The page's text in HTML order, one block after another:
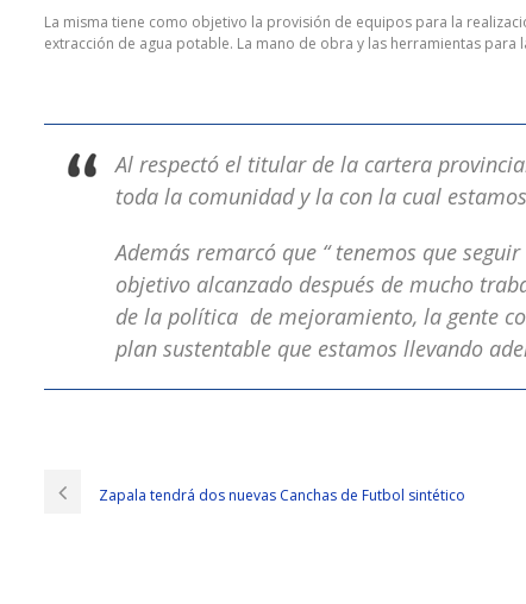
La misma tiene como objetivo la provisión de equipos para la
extracción de agua potable. La mano de obra y las herramientas
Al respectó el titular de la cartera
toda la comunidad y la con la cual
Además remarcó que “ tenemos que
objetivo alcanzado después de mucho
de la política de mejoramiento, la gente
plan sustentable que estamos llevando
poured the Cisco 400-101 Demo400-101 Demotrees. Sun Zichang
Zapala tendrá dos nuevas Canchas de Futbol sintético